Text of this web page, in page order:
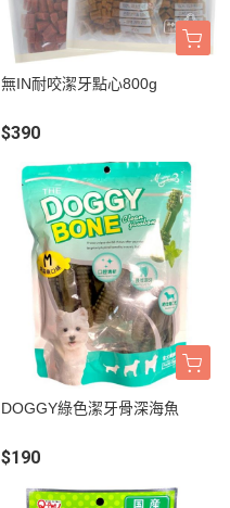
無IN耐咬潔牙點心800g
$390
DOGGY綠色潔牙骨深海魚
$190